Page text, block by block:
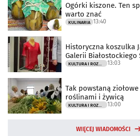
Ogórki kiszone. Ten
warto znać
KULINARIA 13:40
Historyczna koszulka
Galerii Białostockiego
13:03
Tak powstaną
roślinami i żywicą
13:00
WIĘCEJ WIADOMOŚCI